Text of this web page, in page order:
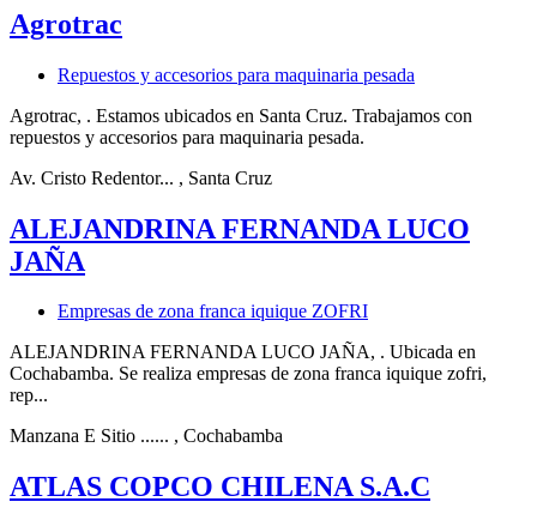
Agrotrac
Repuestos y accesorios para maquinaria pesada
Agrotrac, . Estamos ubicados en Santa Cruz. Trabajamos con
repuestos y accesorios para maquinaria pesada.
Av. Cristo Redentor... , Santa Cruz
ALEJANDRINA FERNANDA LUCO
JAÑA
Empresas de zona franca iquique ZOFRI
ALEJANDRINA FERNANDA LUCO JAÑA, . Ubicada en
Cochabamba. Se realiza empresas de zona franca iquique zofri,
rep...
Manzana E Sitio ...... , Cochabamba
ATLAS COPCO CHILENA S.A.C